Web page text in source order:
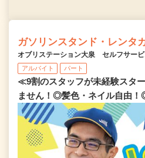
ガソリンスタンド・レンタ
オブリステーション大泉 セルフサービ
アルバイト パート
≪9割のスタッフが未経験スタ
ません！◎髪色・ネイル自由